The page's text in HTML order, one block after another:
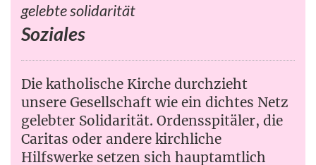
gelebte solidarität
Soziales
Die katholische Kirche durchzieht
unsere Gesellschaft wie ein dichtes Netz
gelebter Solidarität. Ordensspitäler, die
Caritas oder andere kirchliche
Hilfswerke setzen sich hauptamtlich